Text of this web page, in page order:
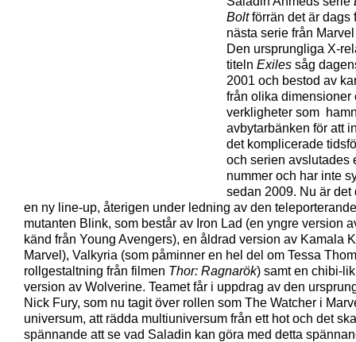
Boltförrän det är dags
nästa serie från
Den ursprungliga X-
titeln Exiles såg
2001 och bestod av
från olika dimensioner
verkligheter som
avbytarbänken för att
det komplicerade
och serien avslutades
nummer och har inte
sedan 2009. Nu är det
en ny line-up, återigen under ledning av den teleporterande
mutanten Blink, som består av Iron Lad (en yngre version
känd från Young Avengers), en åldrad version av Kamala
Marvel), Valkyria (som påminner en hel del om Tessa
rollgestaltning från filmen Thor: Ragnarök) samt en chibi-
version av Wolverine. Teamet får i uppdrag av den
Nick Fury, som nu tagit över rollen som The Watcher i
universum, att rädda multiuniversum från ett hot och det
spännande att se vad Saladin kan göra med detta